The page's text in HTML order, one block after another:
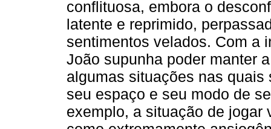
conflituosa, embora o
latente e reprimido,
sentimentos velados. Com a
João supunha poder manter
algumas situações nas
seu espaço e seu modo de
exemplo, a situação de jogar